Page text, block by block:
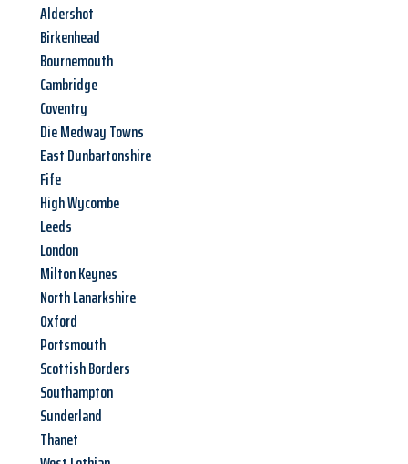
Aldershot
Birkenhead
Bournemouth
Cambridge
Coventry
Die Medway Towns
East Dunbartonshire
Fife
High Wycombe
Leeds
London
Milton Keynes
North Lanarkshire
Oxford
Portsmouth
Scottish Borders
Southampton
Sunderland
Thanet